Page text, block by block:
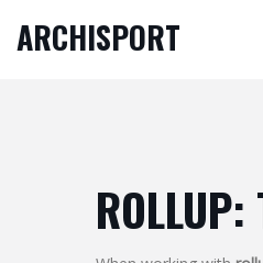
ARCHISPORT
ROLLUP: